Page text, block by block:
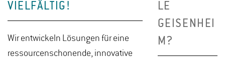
VIELFÄLTIG!
Wir entwickeln Lösungen für eine
ressourcenschonende, innovative
LE
GEISENHEI
M?